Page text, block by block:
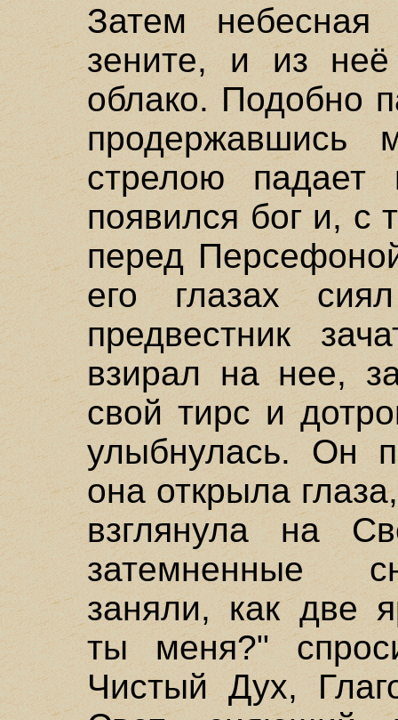
Затем небесная
зените, и из неё
облако. Подобно
продержавшись
стрелою
появился бог и, с
перед
его глазах
предвестник
взирал на нее,
свой тирс и
улыбнулась. Он
она открыла
взглянула на
затемненные
заняли, как две
ты меня?"
Чистый Дух,